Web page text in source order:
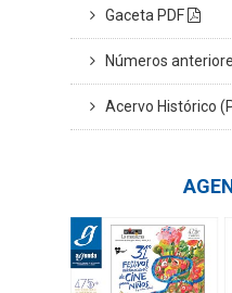
Gaceta PDF
Números
Acervo Histórico